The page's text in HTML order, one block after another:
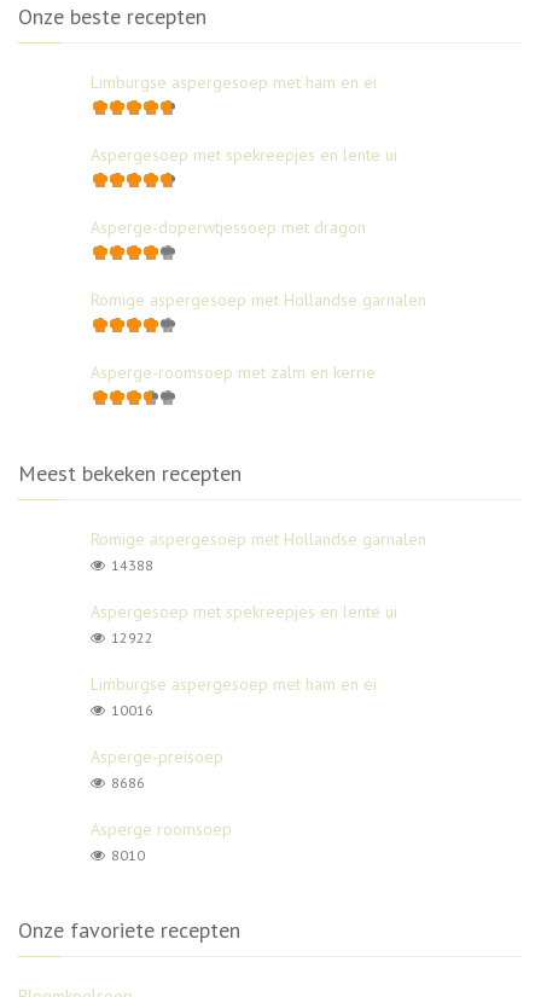
Onze beste recepten
Limburgse aspergesoep met ham en ei
Aspergesoep met spekreepjes en lente ui
Asperge-doperwtjessoep met dragon
Romige aspergesoep met Hollandse garnalen
Asperge-roomsoep met zalm en kerrie
Meest bekeken recepten
Romige aspergesoep met Hollandse garnalen
14388
Aspergesoep met spekreepjes en lente ui
12922
Limburgse aspergesoep met ham en ei
10016
Asperge-preisoep
8686
Asperge roomsoep
8010
Onze favoriete recepten